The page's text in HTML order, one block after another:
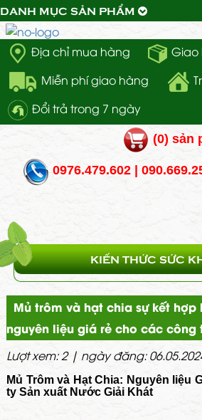
Địa chỉ mua hàng
Giao
Miễn phí giao hàng
Đổi trả trong 7 ngày
(0) sản
0976.479.602 |
DANH MỤC SẢN PHẨM
KIẾN THỨC SỨC
Mủ trôm và hạt chia sự kết hợp
nguyên liệu giá rẻ cho các
Lượt xem: 2 | ngày đăng:
Mủ Trôm và Hạt Chia: Nguyên liệu
ty Sản xuất Nước Giải Khát